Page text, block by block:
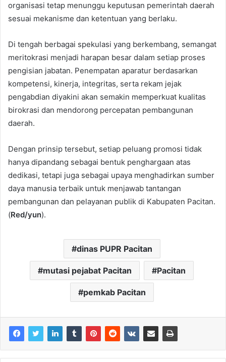
organisasi tetap menunggu keputusan pemerintah daerah
sesuai mekanisme dan ketentuan yang berlaku.
Di tengah berbagai spekulasi yang berkembang, semangat
meritokrasi menjadi harapan besar dalam setiap proses
pengisian jabatan. Penempatan aparatur berdasarkan
kompetensi, kinerja, integritas, serta rekam jejak
pengabdian diyakini akan semakin memperkuat kualitas
birokrasi dan mendorong percepatan pembangunan
daerah.
Dengan prinsip tersebut, setiap peluang promosi tidak
hanya dipandang sebagai bentuk penghargaan atas
dedikasi, tetapi juga sebagai upaya menghadirkan sumber
daya manusia terbaik untuk menjawab tantangan
pembangunan dan pelayanan publik di Kabupaten Pacitan.
(Red/yun).
dinas PUPR Pacitan
mutasi pejabat Pacitan Pacitan
pemkab Pacitan